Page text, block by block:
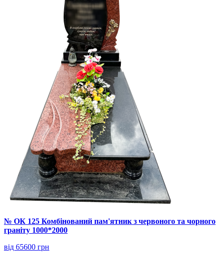
№ ОК 125 Комбінований пам'ятник з червоного та чорного
граніту 1000*2000
від 65600 грн